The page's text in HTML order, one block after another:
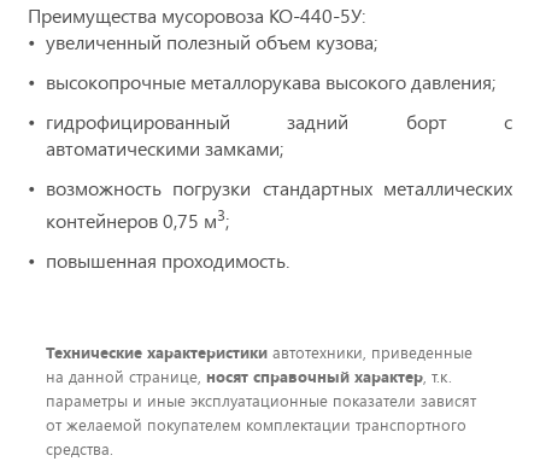
Преимущества мусоровоза КО-440-5У:
увеличенный полезный объем кузова;
высокопрочные металлорукава высокого давления;
гидрофицированный задний борт с
автоматическими замками;
возможность погрузки стандартных металлических
контейнеров 0,75 м3;
повышенная проходимость.
Технические характеристики автотехники, приведенные
на данной странице, носят справочный характер, т.к.
параметры и иные эксплуатационные показатели зависят
от желаемой покупателем комплектации транспортного
средства.